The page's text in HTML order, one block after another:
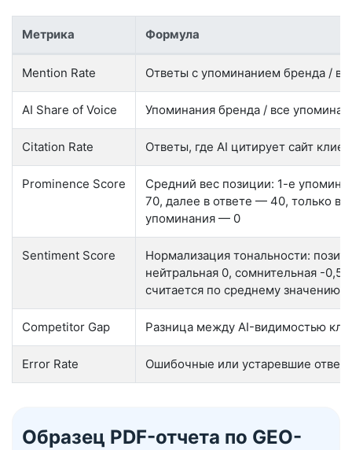
Метрика Формула
Mention Rate Ответы с упоминанием бренда /
AI Share of Voice Упоминания бренда / все
Citation Rate Ответы, где AI цитирует сайт
Prominence Score
Средний вес позиции: 1-е
70, далее в ответе — 40, только в
упоминания — 0
Sentiment Score
Нормализация тональности:
нейтральная 0, сомнительная -0,5,
считается по среднему значению
Competitor Gap Разница между AI-видимостью
Error Rate Ошибочные или устаревшие
Образец PDF-отчета по GEO-